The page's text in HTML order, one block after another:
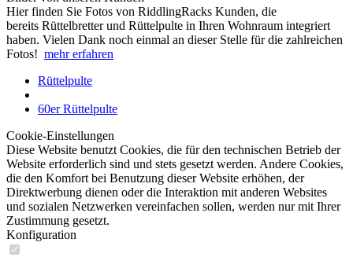
Hier finden Sie Fotos von RiddlingRacks Kunden, die
bereits Rüttelbretter und Rüttelpulte in Ihren Wohnraum integriert
haben. Vielen Dank noch einmal an dieser Stelle für die zahlreichen
Fotos! mehr erfahren
Rüttelpulte
60er Rüttelpulte
Cookie-Einstellungen
Diese Website benutzt Cookies, die für den technischen Betrieb der
Website erforderlich sind und stets gesetzt werden. Andere Cookies,
die den Komfort bei Benutzung dieser Website erhöhen, der
Direktwerbung dienen oder die Interaktion mit anderen Websites
und sozialen Netzwerken vereinfachen sollen, werden nur mit Ihrer
Zustimmung gesetzt.
Konfiguration